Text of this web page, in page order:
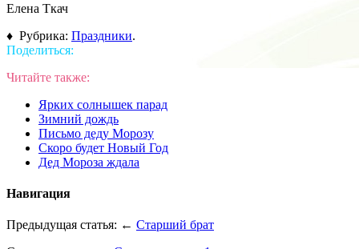
Елена Ткач
♦ Рубрика: Праздники.
Поделиться:
Читайте также:
Ярких солнышек парад
Зимний дождь
Письмо деду Морозу
Скоро будет Новый Год
Дед Мороза ждала
Навигация
Предыдущая статья: ← Старший брат